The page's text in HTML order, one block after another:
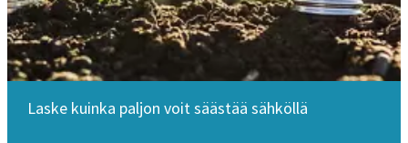
Laske kuinka paljon voit säästää sähköllä